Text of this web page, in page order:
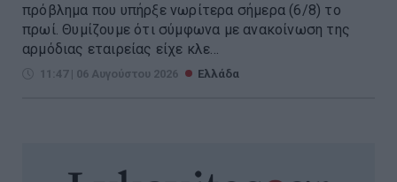
πρόβλημα που υπήρξε νωρίτερα σήμερα (6/8) το
πρωί. Θυμίζουμε ότι σύμφωνα με ανακοίνωση της
αρμόδιας εταιρείας είχε κλε...
11:47 | 06 Αυγούστου 2026 Ελλάδα